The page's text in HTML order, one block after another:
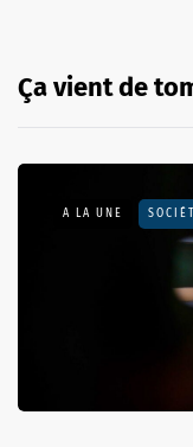
Ça vient de
A LA UNE